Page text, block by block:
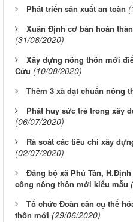
Phát triển sản xuất an toàn
Xuân Định cơ bản hoàn
(31/08/2020)
Xây dựng nông thôn mới
Cửu (10/08/2020)
Thêm 3 xã đạt chuẩn nông
Phát huy sức trẻ trong xây
(06/07/2020)
Rà soát các tiêu chí xây
(02/07/2020)
Đảng bộ xã Phú Tân,
công nông thôn mới kiểu mẫu
Tổ chức Đoàn cần cụ thể
thôn mới (29/06/2020)